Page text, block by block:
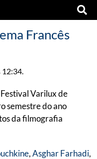
Francês
12:34.
Varilux de
semestre do ano
da filmografia
,Asghar Farhadi,